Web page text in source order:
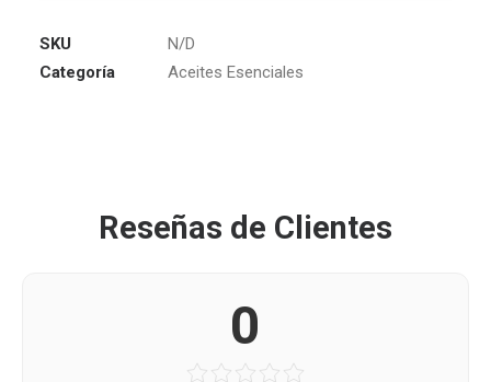
SKU
N/D
Categoría
Aceites Esenciales
Reseñas de Clientes
0